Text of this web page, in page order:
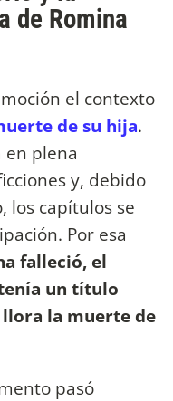
de Romina
el contexto
de su hija.
en plena
y, debido
los capítulos se
Por esa
falleció, el
un título
la muerte de
pasó